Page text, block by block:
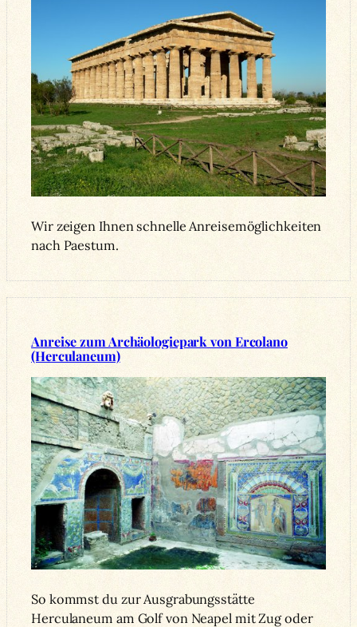
Wir zeigen Ihnen schnelle Anreisemöglichkeiten
nach Paestum.
Anreise zum Archäologiepark von Ercolano
(Herculaneum)
So kommst du zur Ausgrabungsstätte
Herculaneum am Golf von Neapel mit Zug oder